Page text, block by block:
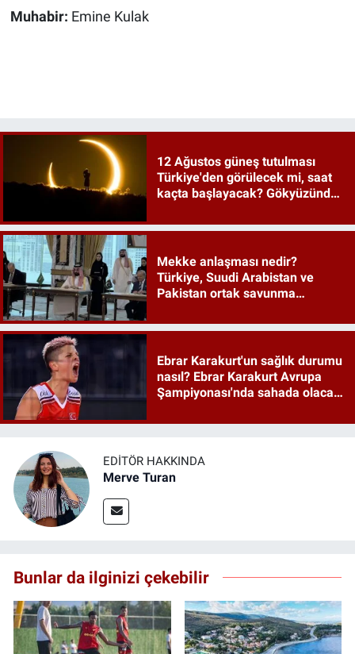
Muhabir: Emine Kulak
12 Ağustos güneş tutulması
Türkiye'den görülecek mi, saat
kaçta başlayacak? Gökyüzünde
Mekke anlaşması nedir?
Türkiye, Suudi Arabistan ve
Pakistan ortak savunma
Ebrar Karakurt'un sağlık durumu
nasıl? Ebrar Karakurt Avrupa
Şampiyonası'nda sahada olacak
EDITÖR HAKKINDA
Merve Turan
Bunlar da ilginizi çekebilir